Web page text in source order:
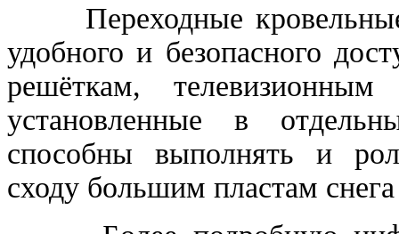
Переходные кровельные
удобного и безопасного
решёткам,
установленные в
способны выполнять и
сходу большим пластам